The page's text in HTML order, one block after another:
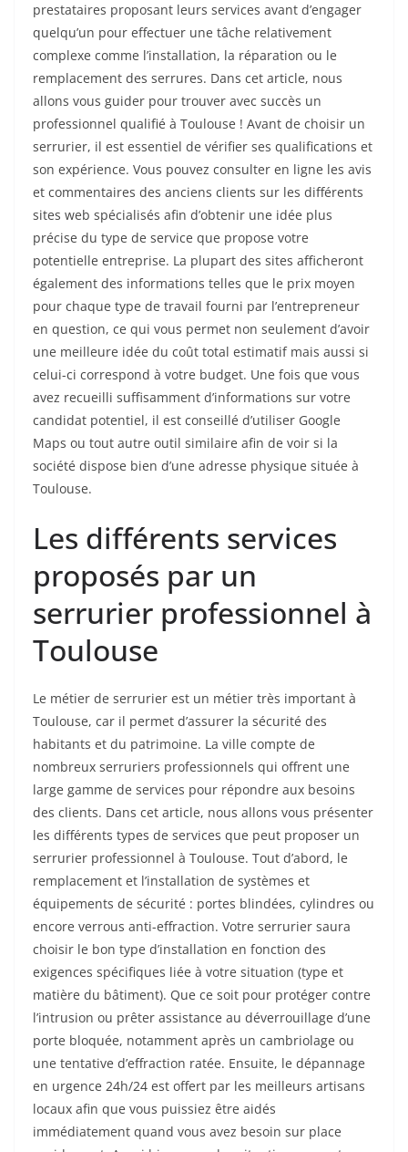
prestataires proposant leurs services avant d’engager
quelqu’un pour effectuer une tâche relativement
complexe comme l’installation, la réparation ou le
remplacement des serrures. Dans cet article, nous
allons vous guider pour trouver avec succès un
professionnel qualifié à Toulouse ! Avant de choisir un
serrurier, il est essentiel de vérifier ses qualifications et
son expérience. Vous pouvez consulter en ligne les avis
et commentaires des anciens clients sur les différents
sites web spécialisés afin d’obtenir une idée plus
précise du type de service que propose votre
potentielle entreprise. La plupart des sites afficheront
également des informations telles que le prix moyen
pour chaque type de travail fourni par l’entrepreneur
en question, ce qui vous permet non seulement d’avoir
une meilleure idée du coût total estimatif mais aussi si
celui-ci correspond à votre budget. Une fois que vous
avez recueilli suffisamment d’informations sur votre
candidat potentiel, il est conseillé d’utiliser Google
Maps ou tout autre outil similaire afin de voir si la
société dispose bien d’une adresse physique située à
Toulouse.
Les différents services
proposés par un
serrurier professionnel à
Toulouse
Le métier de serrurier est un métier très important à
Toulouse, car il permet d’assurer la sécurité des
habitants et du patrimoine. La ville compte de
nombreux serruriers professionnels qui offrent une
large gamme de services pour répondre aux besoins
des clients. Dans cet article, nous allons vous présenter
les différents types de services que peut proposer un
serrurier professionnel à Toulouse. Tout d’abord, le
remplacement et l’installation de systèmes et
équipements de sécurité : portes blindées, cylindres ou
encore verrous anti-effraction. Votre serrurier saura
choisir le bon type d’installation en fonction des
exigences spécifiques liée à votre situation (type et
matière du bâtiment). Que ce soit pour protéger contre
l’intrusion ou prêter assistance au déverrouillage d’une
porte bloquée, notamment après un cambriolage ou
une tentative d’effraction ratée. Ensuite, le dépannage
en urgence 24h/24 est offert par les meilleurs artisans
locaux afin que vous puissiez être aidés
immédiatement quand vous avez besoin sur place